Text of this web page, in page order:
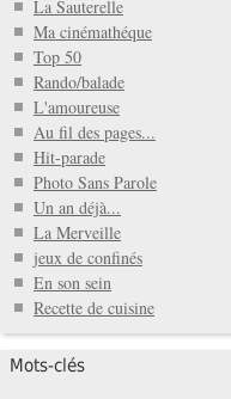
La Sauterelle
Ma cinémathéque
Top 50
Rando/balade
L'amoureuse
Au fil des pages...
Hit-parade
Photo Sans Parole
Un an déjà...
La Merveille
jeux de confinés
En son sein
Recette de cuisine
Mots-clés